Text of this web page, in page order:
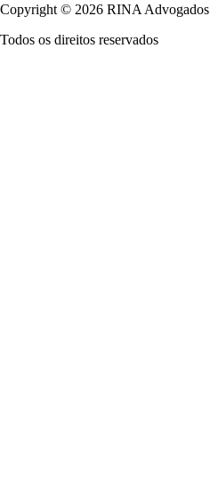
Copyright © 2026 RINA Advogados
Todos os direitos reservados